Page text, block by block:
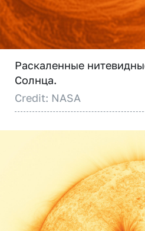
Раскаленные
Солнца.
Credit: NASA